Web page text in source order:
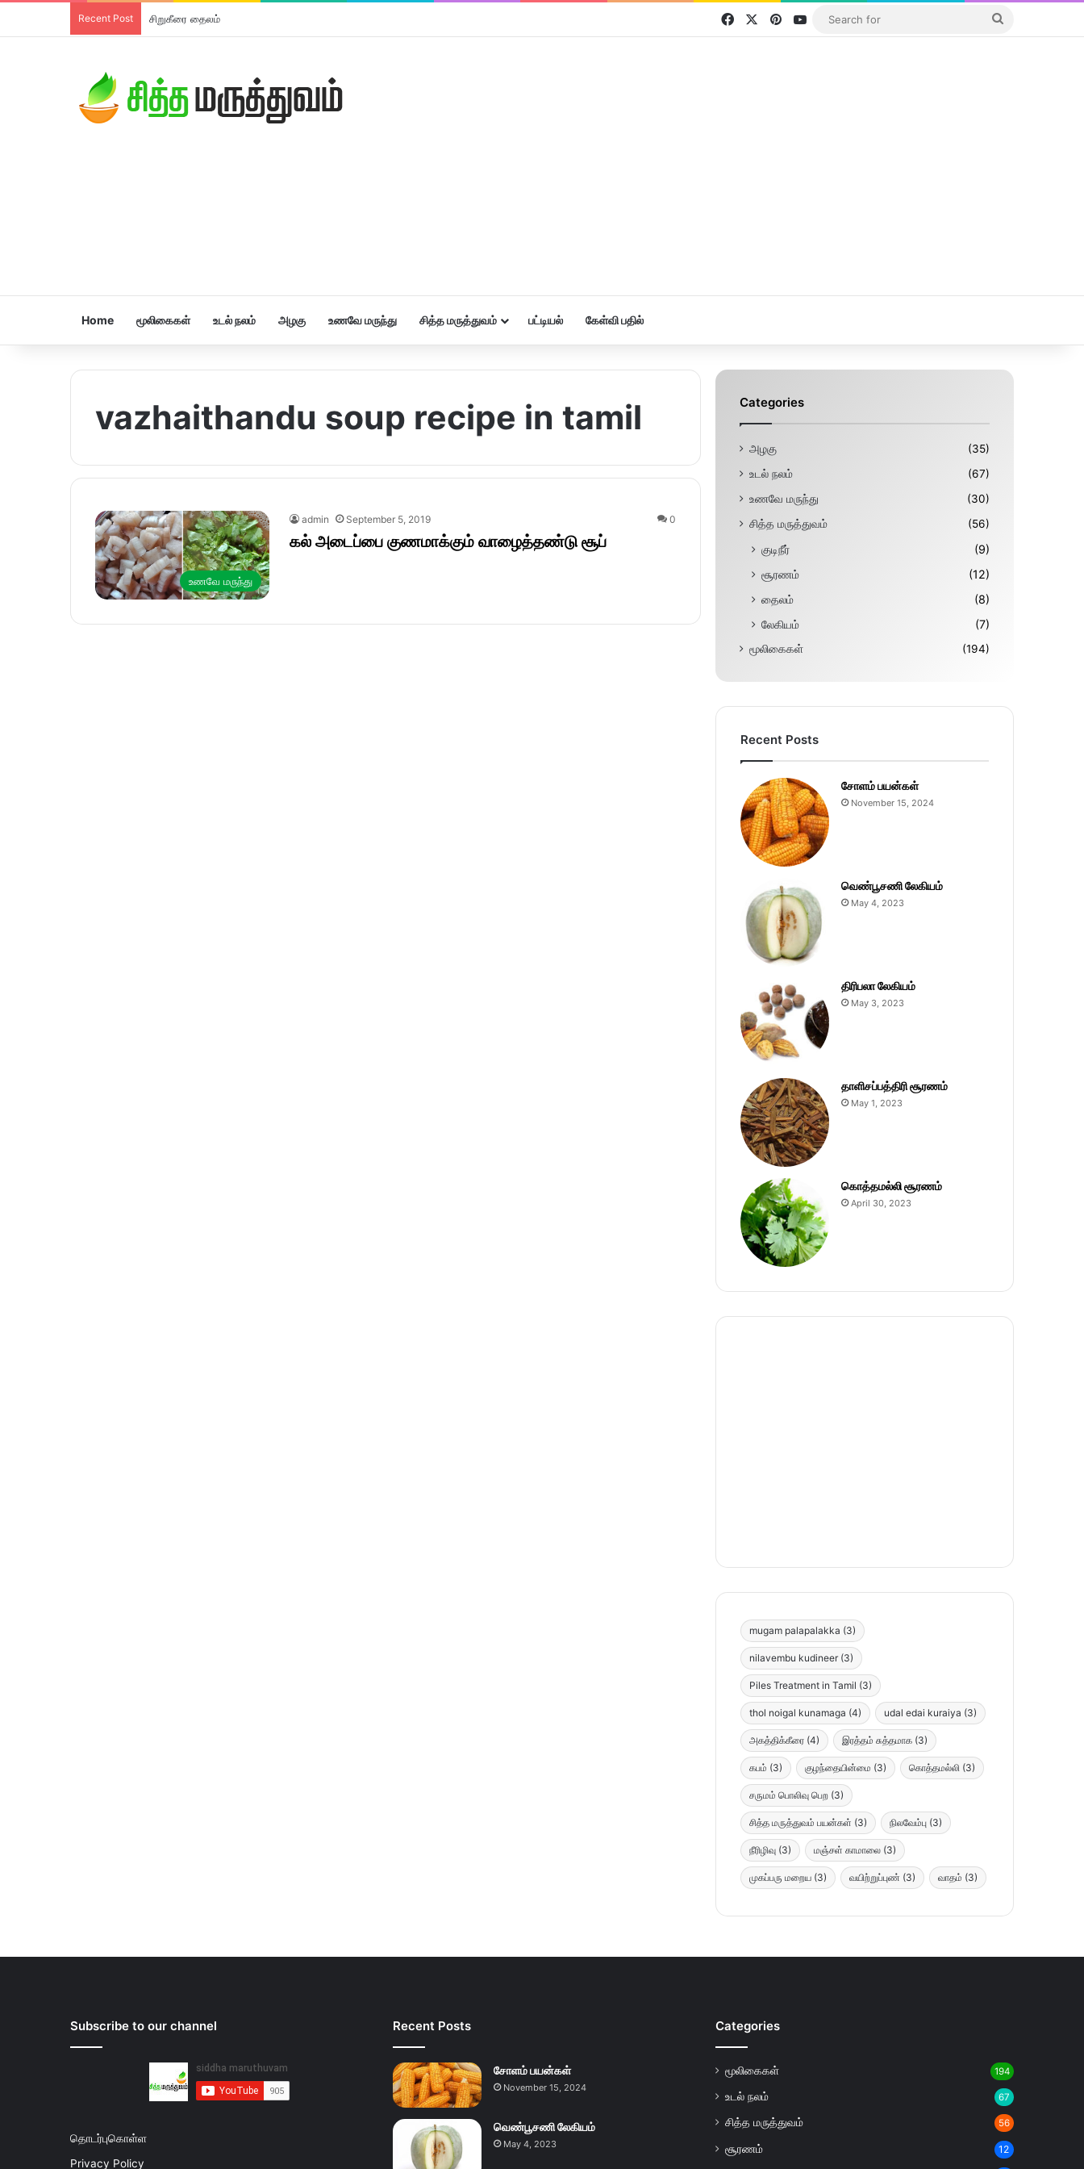
Recent Post சிறுகீரை தைலம் FacebookPinterestYouTube
Home மூலிகைகள் உடல் நலம் அழகு உணவே மருந்து சித்த மருத்துவம் பட்டியல் கேள்வி பதில்
vazhaithandu soup recipe in tamil
உணவே மருந்து
admin September 5, 2019 0
கல் அடைப்பை குணமாக்கும் வாழைத்தண்டு சூப்
Categories
அழகு
(35)
உடல் நலம்
(67)
உணவே மருந்து
(30)
சித்த மருத்துவம்
(56)
குடிநீர்
(9)
சூரணம்
(12)
தைலம்
(8)
லேகியம்
(7)
மூலிகைகள் (194)
Recent Posts
சோளம் பயன்கள்
November 15, 2024
வெண்பூசணி லேகியம்
May 4, 2023
திரிபலா லேகியம்
May 3, 2023
தாளிசப்பத்திரி சூரணம்
May 1, 2023
கொத்தமல்லி சூரணம்
April 30, 2023
mugam palapalakka (3)
nilavembu kudineer (3)
Piles Treatment in Tamil (3)
thol noigal kunamaga (4) udal edai kuraiya (3)
அகத்திக்கீரை (4) இரத்தம் சுத்தமாக (3)
கபம் (3) குழந்தையின்மை (3) கொத்தமல்லி (3)
சருமம் பொலிவு பெற (3)
சித்த மருத்துவம் பயன்கள் (3) நிலவேம்பு (3)
நீரிழிவு (3) மஞ்சள் காமாலை (3)
முகப்பரு மறைய (3) வயிற்றுப்புண் (3) வாதம் (3)
Subscribe to our channel
தொடர்புகொள்ள
Privacy Policy
Recent Posts
சோளம் பயன்கள்
November 15, 2024
வெண்பூசணி லேகியம்
May 4, 2023
Categories
மூலிகைகள் 194
உடல் நலம் 67
சித்த மருத்துவம் 56
சூரணம் 12